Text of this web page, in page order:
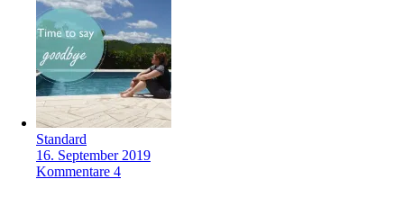
Standard
16. September 2019
Kommentare 4